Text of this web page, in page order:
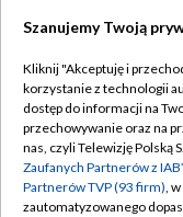
Abonament TVP
Emisja w TVP
Centrum
Szanujemy Twoją
Kliknij "Akceptuję i
korzystanie z technologii
dostęp do informacji na
przechowywanie oraz na
nas, czyli Telewizję Polską
Zaufanych Partnerów z
Partnerów TVP (93 firm),
zautomatyzowanego